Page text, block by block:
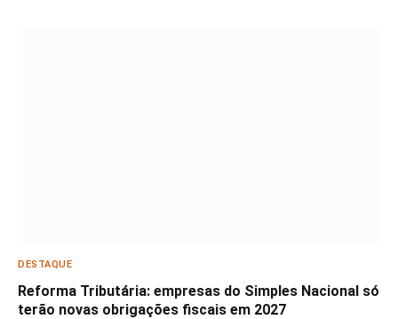
DESTAQUE
Reforma Tributária: empresas do Simples Nacional só
terão novas obrigações fiscais em 2027